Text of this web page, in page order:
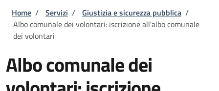
Briciole di pane
Home / Servizi / Giustizia e sicurezza pubblica /
Albo comunale dei volontari: iscrizione all'albo comunale
dei volontari
Albo comunale dei